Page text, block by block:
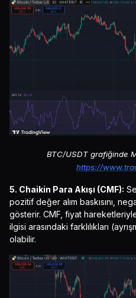
BTC/USDT grafiğinde
https://
5. Chaikin Para Akışı (CMF):
pozitif değer alım baskısını,
gösterir. CMF, fiyat
ilgisi arasındaki farklılıkları
olabilir.